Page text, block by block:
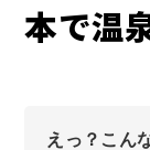
本で温
えっ？こん